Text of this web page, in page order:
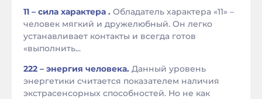
11 – сила характера . Обладатель характера «11» –
человек мягкий и дружелюбный. Он легко
устанавливает контакты и всегда готов
«выполнить...
222 – энергия человека. Данный уровень
энергетики считается показателем наличия
экстрасенсорных способностей. Но не как